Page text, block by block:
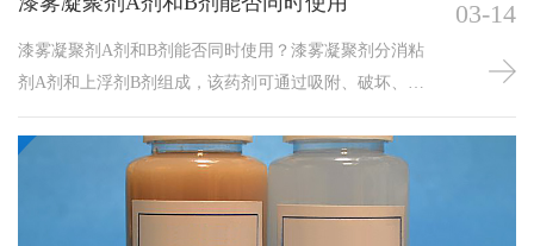
漆雾凝聚剂A剂和B剂能否同时使用？漆雾凝聚剂分消粘
剂A剂和上浮剂B剂组成，该药剂可通过吸附、破坏、分
解等化学物理原理，使喷漆过程中落入循环水的油漆被
分散、失粘，然后凝聚。A剂和B剂需分开投加，先加A
剂后加B剂，不可同时使用。
03-14